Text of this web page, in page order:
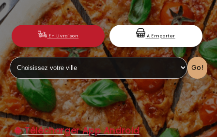
NOTRE RESTAURANT
VOS AVIS
MENTIONS LÉGALES
C.G.V
En Livraison A Emporter
Go!
Télécharger App Android